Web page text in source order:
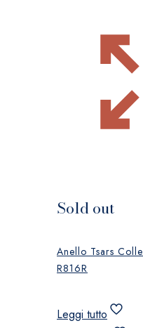
Sold out
Anello Tsars
R816R
Leggi tutto